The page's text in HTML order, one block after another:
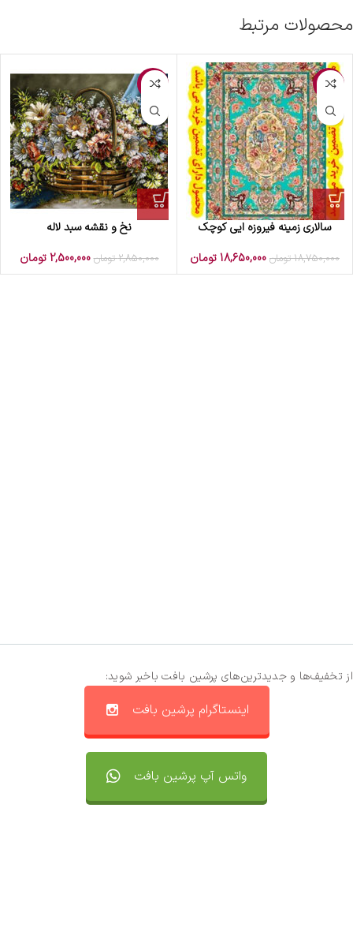
محصولات مرتبط
-1%
سالاری زمینه فیروزه ایی کوچک
18,750,000 تومان 18,650,000تومان
-12%
نخ و نقشه سبد لاله
2,850,000 تومان 2,500,000 تومان
از تخفیف‌ها و جدیدترین‌های پرشین بافت باخبر شوید:
اینستاگرام پرشین بافت
واتس آپ پرشین بافت